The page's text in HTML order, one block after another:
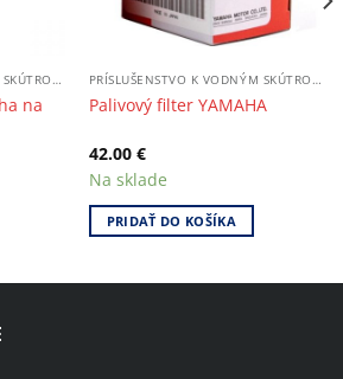
PRÍSLUŠENSTVO K VODNÝM SKÚTROM / LODIAM
na
PRÍSLUŠENSTVO K VODNÝM SKÚTROM / LODIAM
Palivový filter YAMAHA
42.00 €
Na sklade
PRIDAŤ DO KOŠÍKA